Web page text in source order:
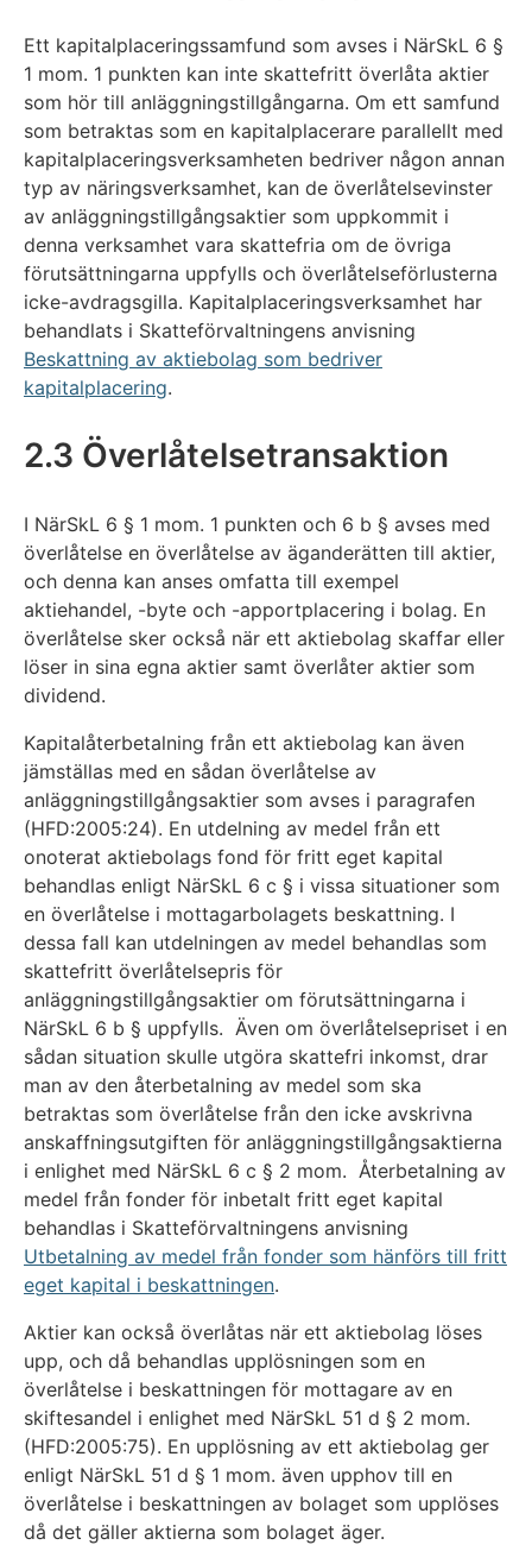
Ett kapitalplaceringssamfund som avses i NärSkL 6 §
1 mom. 1 punkten kan inte skattefritt överlåta aktier
som hör till anläggningstillgångarna. Om ett samfund
som betraktas som en kapitalplacerare parallellt med
kapitalplaceringsverksamheten bedriver någon annan
typ av näringsverksamhet, kan de överlåtelsevinster
av anläggningstillgångsaktier som uppkommit i
denna verksamhet vara skattefria om de övriga
förutsättningarna uppfylls och överlåtelseförlusterna
icke-avdragsgilla. Kapitalplaceringsverksamhet har
behandlats i Skatteförvaltningens anvisning
Beskattning av aktiebolag som bedriver
kapitalplacering.
2.3 Överlåtelsetransaktion
I NärSkL 6 § 1 mom. 1 punkten och 6 b § avses med
överlåtelse en överlåtelse av äganderätten till aktier,
och denna kan anses omfatta till exempel
aktiehandel, -byte och -apportplacering i bolag. En
överlåtelse sker också när ett aktiebolag skaffar eller
löser in sina egna aktier samt överlåter aktier som
dividend.
Kapitalåterbetalning från ett aktiebolag kan även
jämställas med en sådan överlåtelse av
anläggningstillgångsaktier som avses i paragrafen
(HFD:2005:24). En utdelning av medel från ett
onoterat aktiebolags fond för fritt eget kapital
behandlas enligt NärSkL 6 c § i vissa situationer som
en överlåtelse i mottagarbolagets beskattning. I
dessa fall kan utdelningen av medel behandlas som
skattefritt överlåtelsepris för
anläggningstillgångsaktier om förutsättningarna i
NärSkL 6 b § uppfylls. Även om överlåtelsepriset i en
sådan situation skulle utgöra skattefri inkomst, drar
man av den återbetalning av medel som ska
betraktas som överlåtelse från den icke avskrivna
anskaffningsutgiften för anläggningstillgångsaktierna
i enlighet med NärSkL 6 c § 2 mom. Återbetalning av
medel från fonder för inbetalt fritt eget kapital
behandlas i Skatteförvaltningens anvisning
Utbetalning av medel från fonder som hänförs till fritt
eget kapital i beskattningen.
Aktier kan också överlåtas när ett aktiebolag löses
upp, och då behandlas upplösningen som en
överlåtelse i beskattningen för mottagare av en
skiftesandel i enlighet med NärSkL 51 d § 2 mom.
(HFD:2005:75). En upplösning av ett aktiebolag ger
enligt NärSkL 51 d § 1 mom. även upphov till en
överlåtelse i beskattningen av bolaget som upplöses
då det gäller aktierna som bolaget äger.